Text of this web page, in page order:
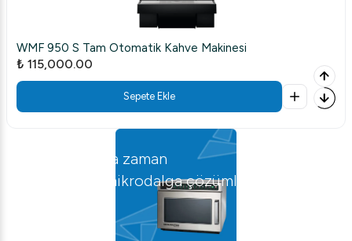
WMF 1100 S Süper Otomatik Kahve Makinesi
₺ 299,998.65
Sepete Ekle
Mutfağınızda zaman
mikrodalga çözümler